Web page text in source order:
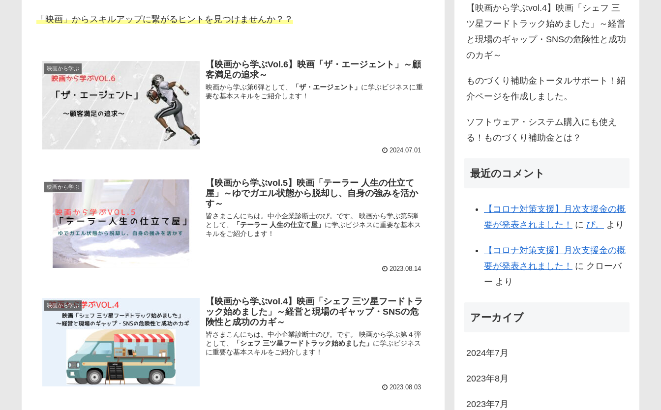
「映画」からスキルアップに繋がるヒントを見つけませんか？？
映画から学ぶ
【映画から学ぶVol.6】映画「ザ・エージェント」～顧
客満足の追求～
映画から学ぶ第6弾として、 「ザ・エージェント」 に学ぶビジネスに重
要な基本スキルをご紹介します！
2024.07.01
映画から学ぶ
【映画から学ぶvol.5】映画「テーラー 人生の仕立て
屋」～ゆでガエル状態から脱却し、自身の強みを活か
す～
皆さまこんにちは。中小企業診断士のぴ。です。 映画から学ぶ第5弾
として、
「テーラー 人生の仕立て屋」 に学ぶビジネスに重要な基本ス
キルをご紹介します！
2023.08.14
映画から学ぶ
【映画から学ぶvol.4】映画「シェフ 三ツ星フードトラ
ック始めました」～経営と現場のギャップ・SNSの危
険性と成功のカギ～
皆さまこんにちは。中小企業診断士のぴ。です。 映画から学ぶ第４弾
として、
「シェフ 三ツ星フードトラック始めました」 に学ぶビジネス
に重要な基本スキルをご紹介します！
2023.08.03
【映画から学ぶvol.4】映画「シェフ 三
ツ星フードトラック始めました」～経営
と現場のギャップ・SNSの危険性と成功
のカギ～
ものづくり補助金トータルサポート！紹
介ページを作成しました。
ソフトウェア・システム購入にも使え
る！ものづくり補助金とは？
最近のコメント
【コロナ対策支援】月次支援金の概
要が発表されました！
に ぴ。 より
【コロナ対策支援】月次支援金の概
要が発表されました！
に クローバ
ー より
アーカイブ
2024年7月
2023年8月
2023年7月